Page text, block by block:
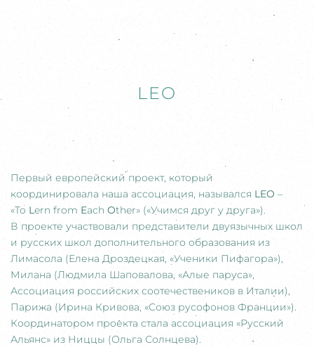
LEO
Первый европейский проект, который
координировала наша ассоциация, назывался LEO –
«To Lern from Each Other» («Учимся друг у друга»).
В проекте участвовали представители двуязычных школ
и русских школ дополнительного образования из
Лимасола (Елена Дроздецкая, «Ученики Пифагора»),
Милана (Людмила Шаповалова, «Алые паруса»,
Ассоциация российских соотечествеников в Италии),
Парижа (Ирина Кривова, «Союз русофонов Франции»).
Координатором проекта стала ассоциация «Русский
Альянс» из Ниццы (Ольга Солнцева).